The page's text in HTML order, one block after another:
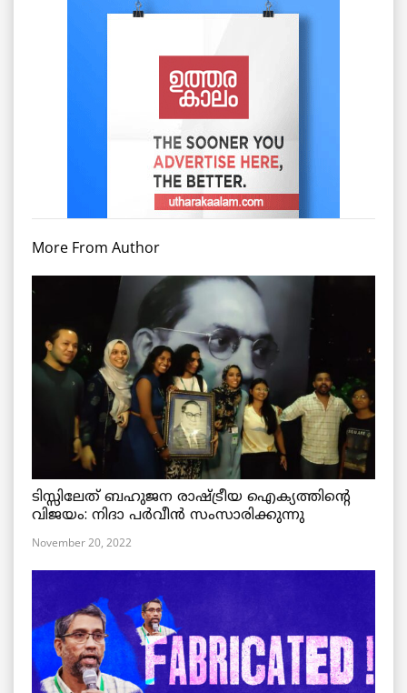
More From Author
ടിസ്സിലേത് ബഹുജന രാഷ്ട്രീയ ഐക്യത്തിന്റെ
വിജയം: നിദാ പർവീൻ സംസാരിക്കുന്നു
November 20, 2022